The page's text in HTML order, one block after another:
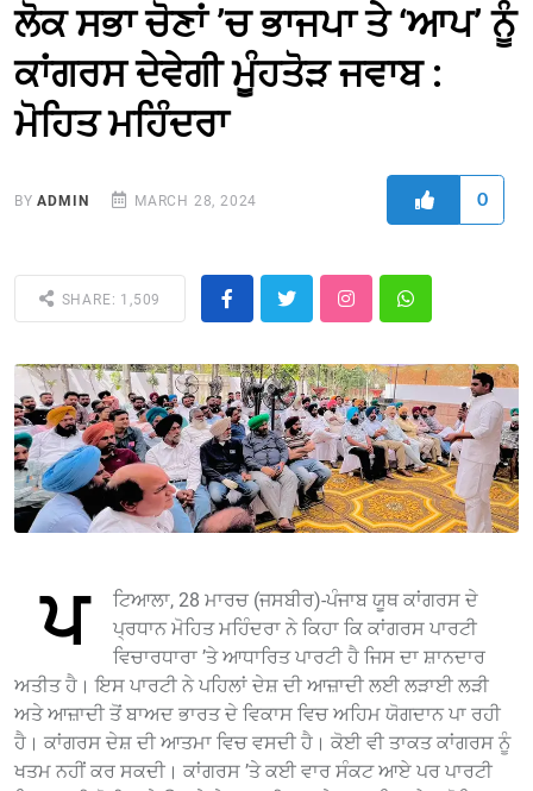
ਲੋਕ ਸਭਾ ਚੋਣਾਂ ’ਚ ਭਾਜਪਾ ਤੇ ‘ਆਪ’ ਨੂੰ
ਕਾਂਗਰਸ ਦੇਵੇਗੀ ਮੂੰਹਤੋੜ ਜਵਾਬ :
ਮੋਹਿਤ ਮਹਿੰਦਰਾ
BYADMIN MARCH 28, 2024 0
SHARE: 1,509
ਪ
ਟਿਆਲਾ, 28 ਮਾਰਚ (ਜਸਬੀਰ)-ਪੰਜਾਬ ਯੂਥ ਕਾਂਗਰਸ ਦੇ
ਪ੍ਰਧਾਨ ਮੋਹਿਤ ਮਹਿੰਦਰਾ ਨੇ ਕਿਹਾ ਕਿ ਕਾਂਗਰਸ ਪਾਰਟੀ
ਵਿਚਾਰਧਾਰਾ ’ਤੇ ਆਧਾਰਿਤ ਪਾਰਟੀ ਹੈ ਜਿਸ ਦਾ ਸ਼ਾਨਦਾਰ
ਅਤੀਤ ਹੈ। ਇਸ ਪਾਰਟੀ ਨੇ ਪਹਿਲਾਂ ਦੇਸ਼ ਦੀ ਆਜ਼ਾਦੀ ਲਈ ਲੜਾਈ ਲੜੀ
ਅਤੇ ਆਜ਼ਾਦੀ ਤੋਂ ਬਾਅਦ ਭਾਰਤ ਦੇ ਵਿਕਾਸ ਵਿਚ ਅਹਿਮ ਯੋਗਦਾਨ ਪਾ ਰਹੀ
ਹੈ। ਕਾਂਗਰਸ ਦੇਸ਼ ਦੀ ਆਤਮਾ ਵਿਚ ਵਸਦੀ ਹੈ। ਕੋਈ ਵੀ ਤਾਕਤ ਕਾਂਗਰਸ ਨੂੰ
ਖਤਮ ਨਹੀਂ ਕਰ ਸਕਦੀ। ਕਾਂਗਰਸ ’ਤੇ ਕਈ ਵਾਰ ਸੰਕਟ ਆਏ ਪਰ ਪਾਰਟੀ